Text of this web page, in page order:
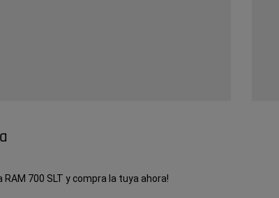
700 SLT y compra la tuya ahora!